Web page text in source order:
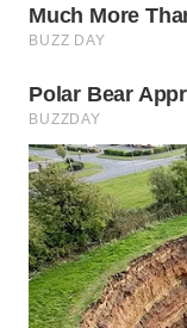
BOROBUDUR
MADURA
WN
SURABAYA
WN
NATUNA